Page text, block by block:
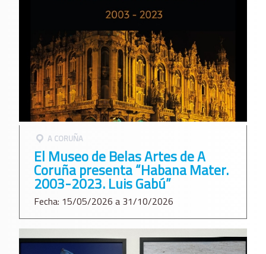
A CORUÑA
El Museo de Belas Artes de A
Coruña presenta “Habana Mater.
2003-2023. Luis Gabú”
Fecha: 15/05/2026 a 31/10/2026